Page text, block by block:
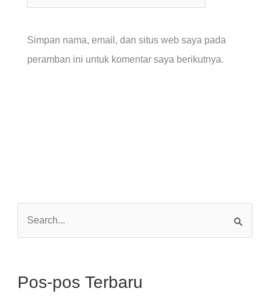
Simpan nama, email, dan situs web saya pada
peramban ini untuk komentar saya berikutnya.
Pos-pos Terbaru